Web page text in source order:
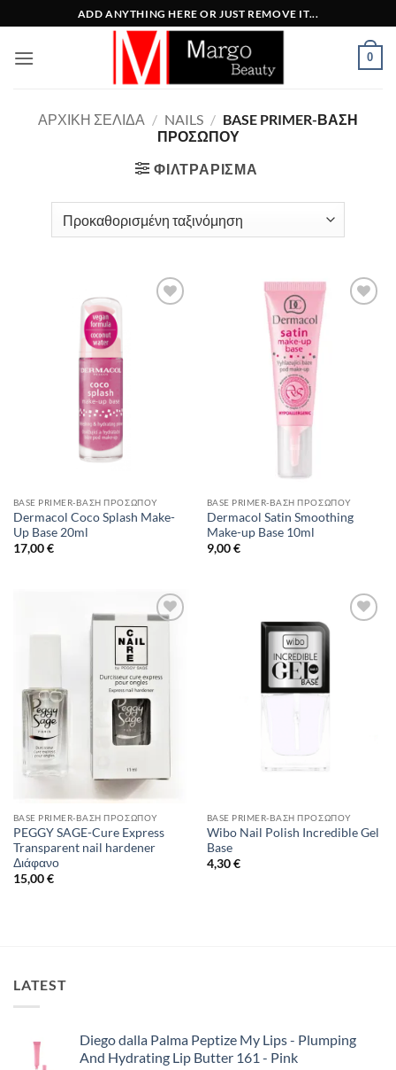
στο
περιεχόμενο
ADD ANYTHING HERE OR JUST REMOVE IT...
0
ΑΡΧΙΚΉ ΣΕΛΊΔΑ / NAILS / BASE PRIMER-ΒΆΣΗ
ΠΡΟΣΏΠΟΥ
ΦΙΛΤΡΆΡΙΣΜΑ
BASE PRIMER-ΒΆΣΗ ΠΡΟΣΏΠΟΥ
Dermacol Coco Splash Make-
Up Base 20ml
17,00€
BASE PRIMER-ΒΆΣΗ ΠΡΟΣΏΠΟΥ
Dermacol Satin Smoothing
Make-up Base 10ml
9,00€
Wishlist
BASE PRIMER-ΒΆΣΗ ΠΡΟΣΏΠΟΥ
PEGGY SAGE-Cure Express
Transparent nail hardener
Διάφανο
15,00€
BASE PRIMER-ΒΆΣΗ ΠΡΟΣΏΠΟΥ
Wibo Nail Polish Incredible Gel
Base
4,30€
LATEST
Diego dalla Palma Peptize My Lips - Plumping
And Hydrating Lip Butter 161 - Pink